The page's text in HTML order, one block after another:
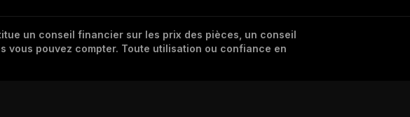
un conseil financier sur les prix des pièces, un conseil
pouvez compter. Toute utilisation ou confiance en